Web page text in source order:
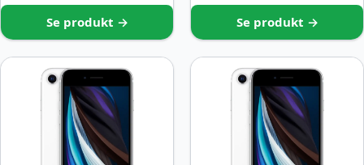
Se produkt → Se produkt →